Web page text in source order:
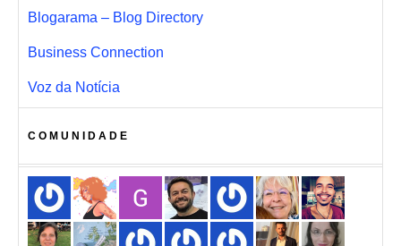
Blogarama – Blog Directory
Business Connection
Voz da Notícia
COMUNIDADE